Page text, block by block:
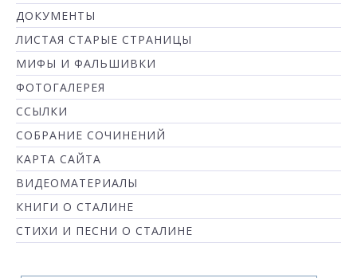
ДОКУМЕНТЫ
ЛИСТАЯ СТАРЫЕ СТРАНИЦЫ
МИФЫ И ФАЛЬШИВКИ
ФОТОГАЛЕРЕЯ
ССЫЛКИ
СОБРАНИЕ СОЧИНЕНИЙ
КАРТА САЙТА
ВИДЕОМАТЕРИАЛЫ
КНИГИ О СТАЛИНЕ
СТИХИ И ПЕСНИ О СТАЛИНЕ